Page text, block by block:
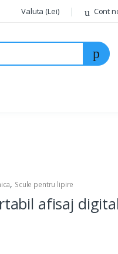
Valuta (Lei) Cont
, Scule pentru lipire
afisaj digital